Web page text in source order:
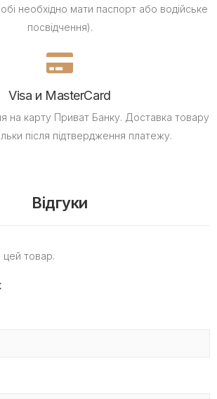
необхідно мати паспорт або водійське
посвідчення).
Visa и MasterCard
на карту Приват Банку. Доставка товару
після підтвердження платежу.
Відгуки
цей товар.